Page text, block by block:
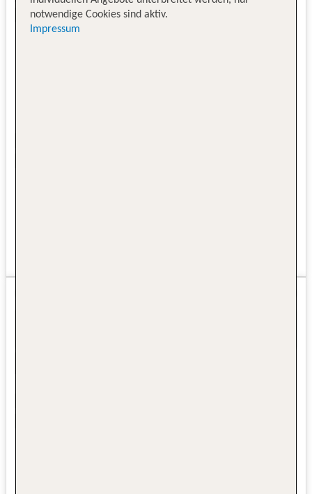
notwendige Cookies sind aktiv.
Impressum